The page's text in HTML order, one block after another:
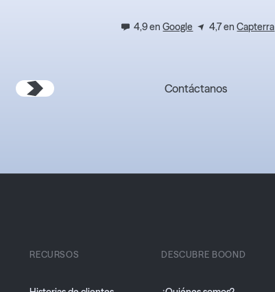
4,9 enGoogle 4,7 enCapterra
Contáctanos
RECURSOS DESCUBRE BOOND